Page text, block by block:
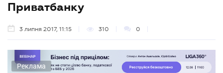
Приватбанку
3 липня 2017, 11:15 310 0
Реклама